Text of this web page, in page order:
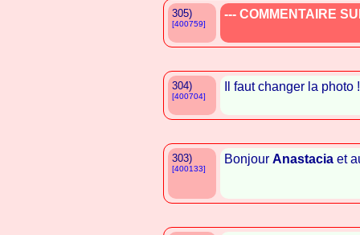
305)
[400759]
--- COMMENTAIRE
304)
[400704]
Il faut changer la
303)
[400133]
Bonjour Anastacia et